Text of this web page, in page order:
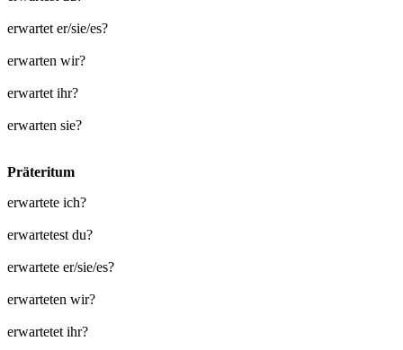
erwartet er/sie/es?
erwarten wir?
erwartet ihr?
erwarten sie?
Präteritum
erwartete ich?
erwartetest du?
erwartete er/sie/es?
erwarteten wir?
erwartetet ihr?